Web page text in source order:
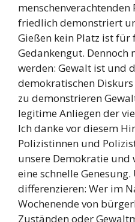
menschenverachtenden
friedlich demonstriert
Gießen kein Platz ist für
Gedankengut. Dennoch
werden: Gewalt ist und
demokratischen
zu demonstrieren
legitime Anliegen der
Ich danke vor diesem
Polizistinnen und
unsere Demokratie und
eine schnelle
differenzieren: Wer im
Wochenende von
Zuständen oder